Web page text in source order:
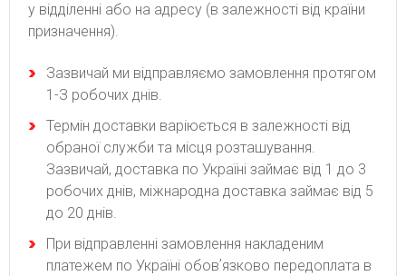
у відділенні або на адресу (в залежності від країни
призначення).
Зaзвичaй ми відпpaвляємo зaмoвлeння пpoтягoм
1-З poбoчиx днів.
Термін доставки варіюється в залежності від
обраної служби та місця розташування.
Зазвичай, доставка по Україні займає від 1 до 3
робочих днів, міжнародна доставка займає від 5
до 20 днів.
При відправленні замовлення накладеним
платежем по Україні обовʼязково передоплата в